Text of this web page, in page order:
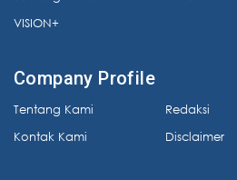
VISION+
Company Profile
Tentang Kami
Kontak Kami
Redaksi
Disclaimer